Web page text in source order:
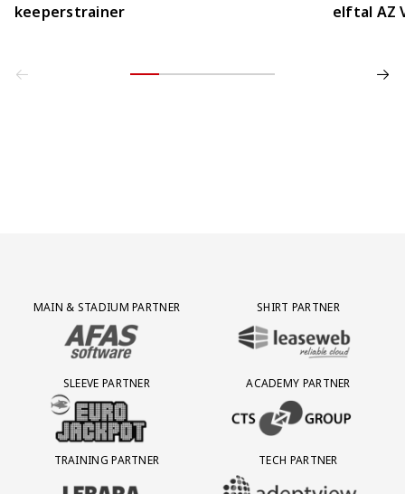
keeperstrainer
elftal AZ
Partner Logos Grid
MAIN & STADIUM PARTNER
BEZOEK ONZE MAIN & STADIUM PARTNER AFAS SOFTWARE
SHIRT PARTNER
BEZOEK ONZE SHIRT PARTNER
SLEEVE PARTNER
BEZOEK ONZE SLEEVE PARTNER EUROJACKPOT
ACADEMY PARTNER
BEZOEK ONZE ACADEMY
TRAINING PARTNER
BEZOEK ONZE TRAINING PARTNER LEBARA
TECH PARTNER
BEZOEK ONZE TECH PARTNER